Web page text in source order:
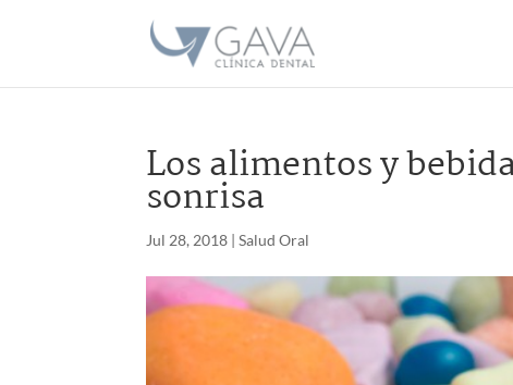
Los alimentos y
sonrisa
Jul 28, 2018 |Salud Oral